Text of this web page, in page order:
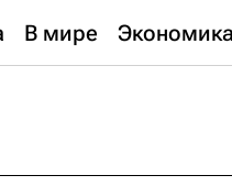
В мире Экономика